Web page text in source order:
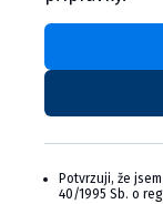
Bolfo 1,234
Potvrzuji, že
40/1995 Sb. o